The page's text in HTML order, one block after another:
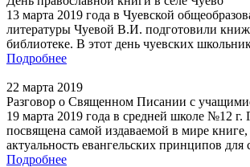
13 марта 2019 года в Чуевской
литературы Чуевой В.И. подготовили
библиотеке. В этот день чуевских
Подробнее
22 марта 2019
Разговор о Священном Писании с
19 марта 2019 года в средней школе №12 г.
посвящена самой издаваемой в мире
актуальность евангельских принципов
Подробнее